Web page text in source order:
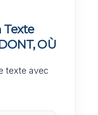
Texte
OÙ
texte avec